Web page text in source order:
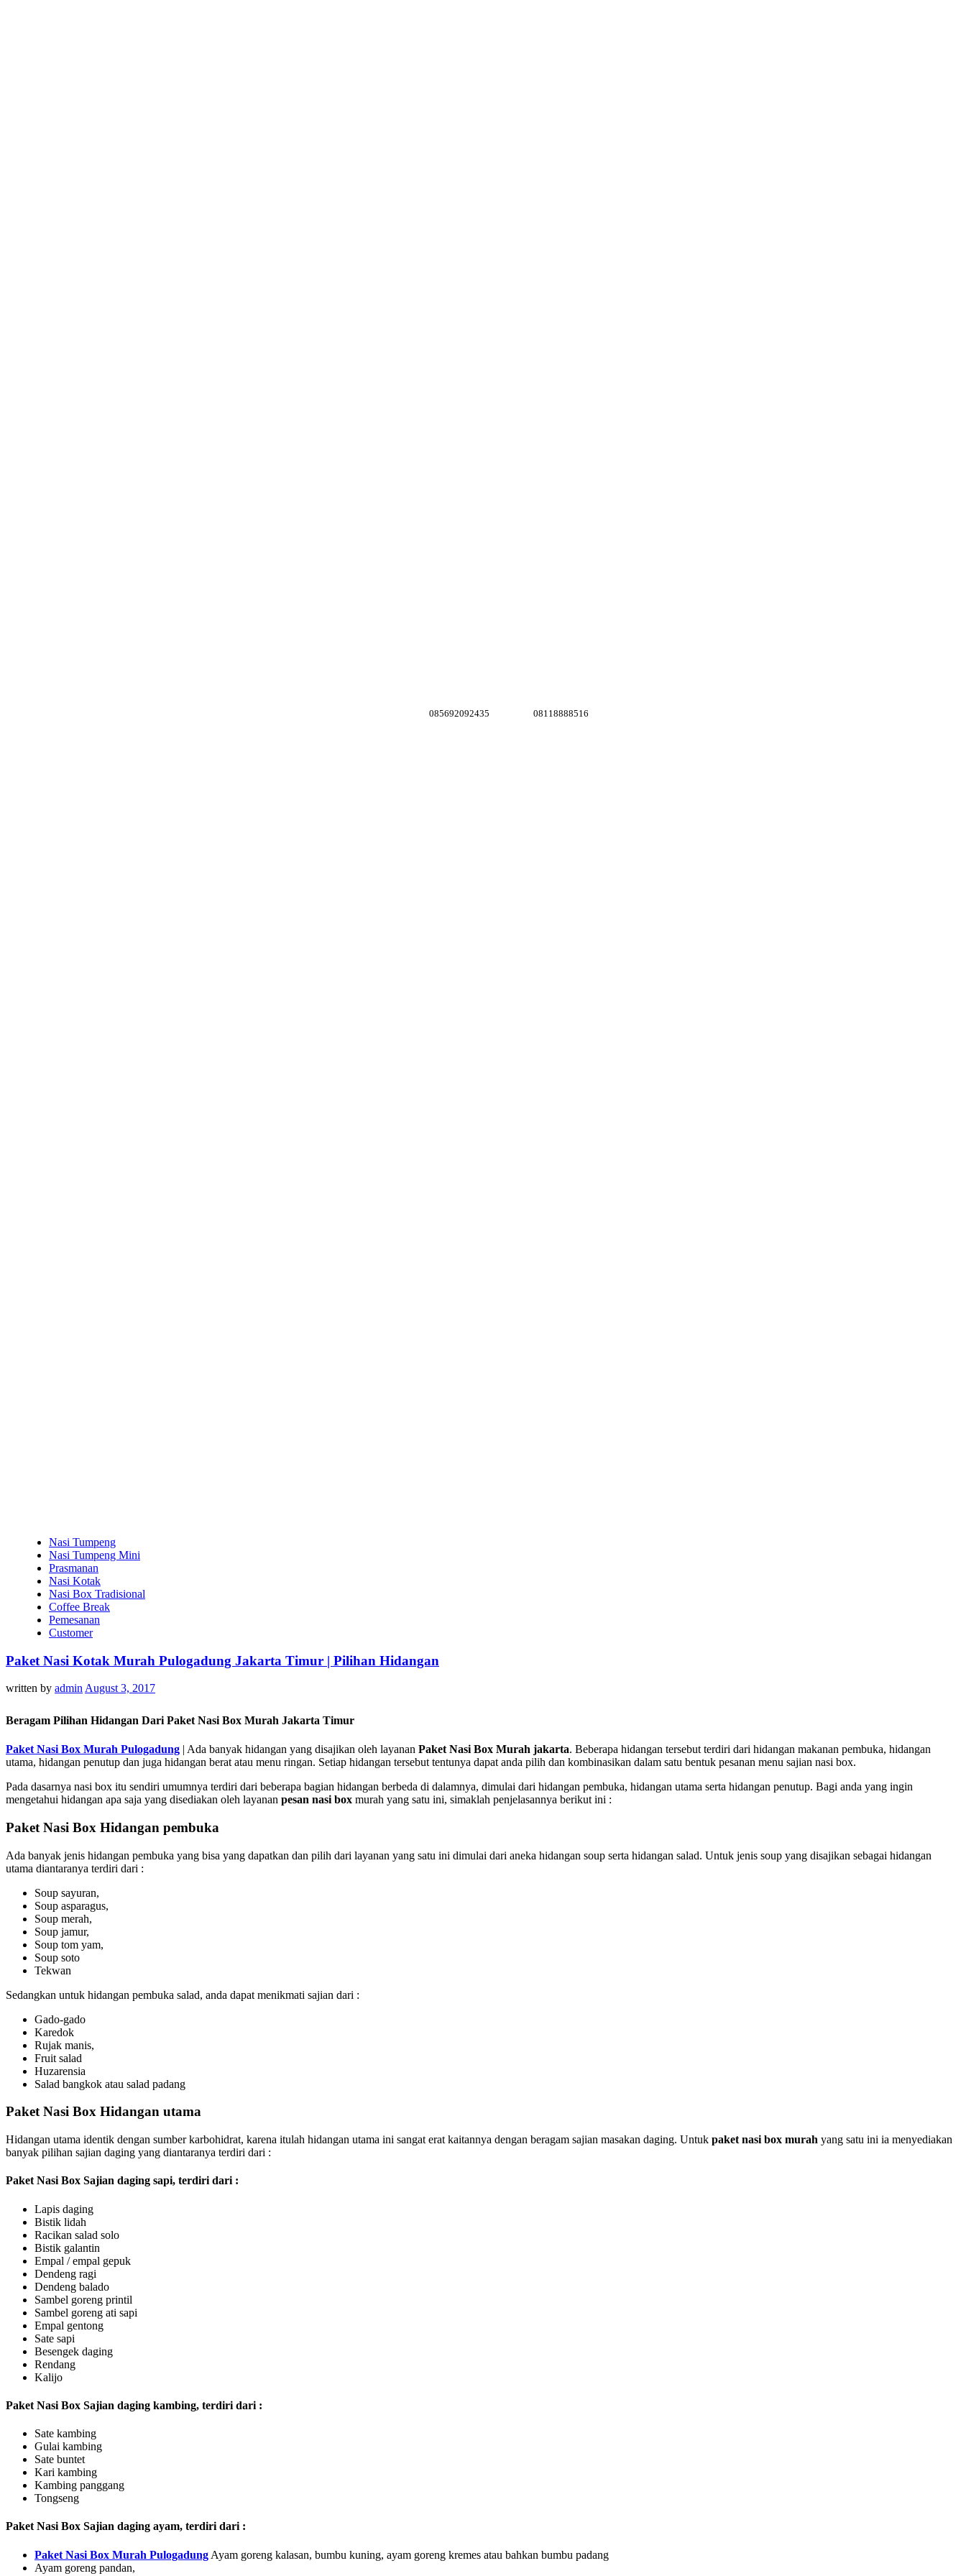
085692092435 08118888516
Nasi Tumpeng
Nasi Tumpeng Mini
Prasmanan
Nasi Kotak
Nasi Box Tradisional
Coffee Break
Pemesanan
Customer
Paket Nasi Kotak Murah Pulogadung Jakarta Timur | Pilihan Hidangan
written by adminAugust 3, 2017
Beragam Pilihan Hidangan Dari Paket Nasi Box Murah Jakarta Timur
Paket Nasi Box Murah Pulogadung | Ada banyak hidangan yang disajikan oleh layanan Paket Nasi Box Murah jakarta. Beberapa hidangan tersebut terdiri dari hidangan makanan pembuka, hidangan
utama, hidangan penutup dan juga hidangan berat atau menu ringan. Setiap hidangan tersebut tentunya dapat anda pilih dan kombinasikan dalam satu bentuk pesanan menu sajian nasi box.
Pada dasarnya nasi box itu sendiri umumnya terdiri dari beberapa bagian hidangan berbeda di dalamnya, dimulai dari hidangan pembuka, hidangan utama serta hidangan penutup. Bagi anda yang ingin
mengetahui hidangan apa saja yang disediakan oleh layanan pesan nasi box murah yang satu ini, simaklah penjelasannya berikut ini :
Paket Nasi Box Hidangan pembuka
Ada banyak jenis hidangan pembuka yang bisa yang dapatkan dan pilih dari layanan yang satu ini dimulai dari aneka hidangan soup serta hidangan salad. Untuk jenis soup yang disajikan sebagai hidangan
utama diantaranya terdiri dari :
Soup sayuran,
Soup asparagus,
Soup merah,
Soup jamur,
Soup tom yam,
Soup soto
Tekwan
Sedangkan untuk hidangan pembuka salad, anda dapat menikmati sajian dari :
Gado-gado
Karedok
Rujak manis,
Fruit salad
Huzarensia
Salad bangkok atau salad padang
Paket Nasi Box Hidangan utama
Hidangan utama identik dengan sumber karbohidrat, karena itulah hidangan utama ini sangat erat kaitannya dengan beragam sajian masakan daging. Untuk paket nasi box murah yang satu ini ia menyediakan
banyak pilihan sajian daging yang diantaranya terdiri dari :
Paket Nasi Box Sajian daging sapi, terdiri dari :
Lapis daging
Bistik lidah
Racikan salad solo
Bistik galantin
Empal / empal gepuk
Dendeng ragi
Dendeng balado
Sambel goreng printil
Sambel goreng ati sapi
Empal gentong
Sate sapi
Besengek daging
Rendang
Kalijo
Paket Nasi Box Sajian daging kambing, terdiri dari :
Sate kambing
Gulai kambing
Sate buntet
Kari kambing
Kambing panggang
Tongseng
Paket Nasi Box Sajian daging ayam, terdiri dari :
Paket Nasi Box Murah Pulogadung Ayam goreng kalasan, bumbu kuning, ayam goreng kremes atau bahkan bumbu padang
Ayam goreng pandan,